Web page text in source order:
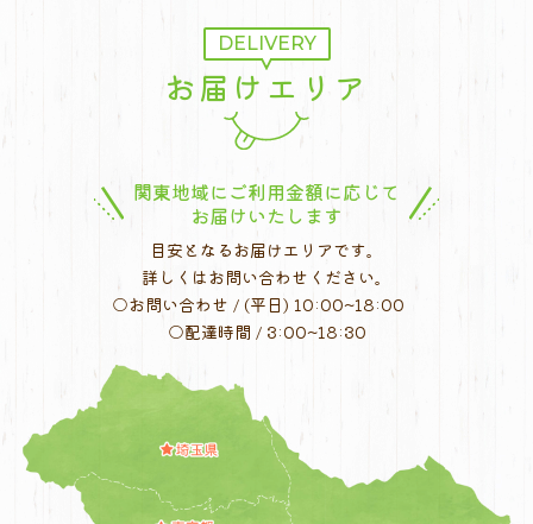
DELIVERY
お届けエリア
関東地域にご利用金額に応じて
お届けいたします
目安となるお届けエリアです。
詳しくはお問い合わせください。
○お問い合わせ / (平日) 10:00~18:00
○配達時間 / 3:00~18:30